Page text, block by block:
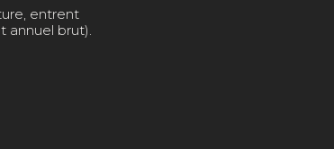
entrent
brut).